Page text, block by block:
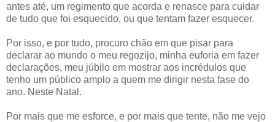
antes até, um regimento que acorda e renasce para cuidar
de tudo que foi esquecido, ou que tentam fazer esquecer.
Por isso, e por tudo, procuro chão em que pisar para
declarar ao mundo o meu regozijo, minha euforia em fazer
declarações, meu júbilo em mostrar aos incrédulos que
tenho um público amplo a quem me dirigir nesta fase do
ano. Neste Natal.
Por mais que me esforce, e por mais que tente, não me vejo